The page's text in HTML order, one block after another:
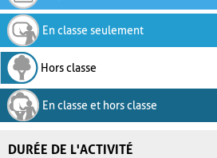
En classe seulement
Hors classe
En classe et hors classe
DURÉE DE L'ACTIVITÉ